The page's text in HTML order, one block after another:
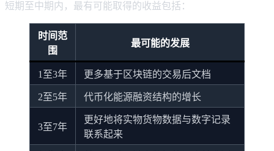
短期至中期内，最有可能取得的收益包括：
时间范
围
最可能的发展
1至3年 更多基于区块链的交易后文档
2至5年 代币化能源融资结构的增长
3至7年
更好地将实物货物数据与数字记录
联系起来